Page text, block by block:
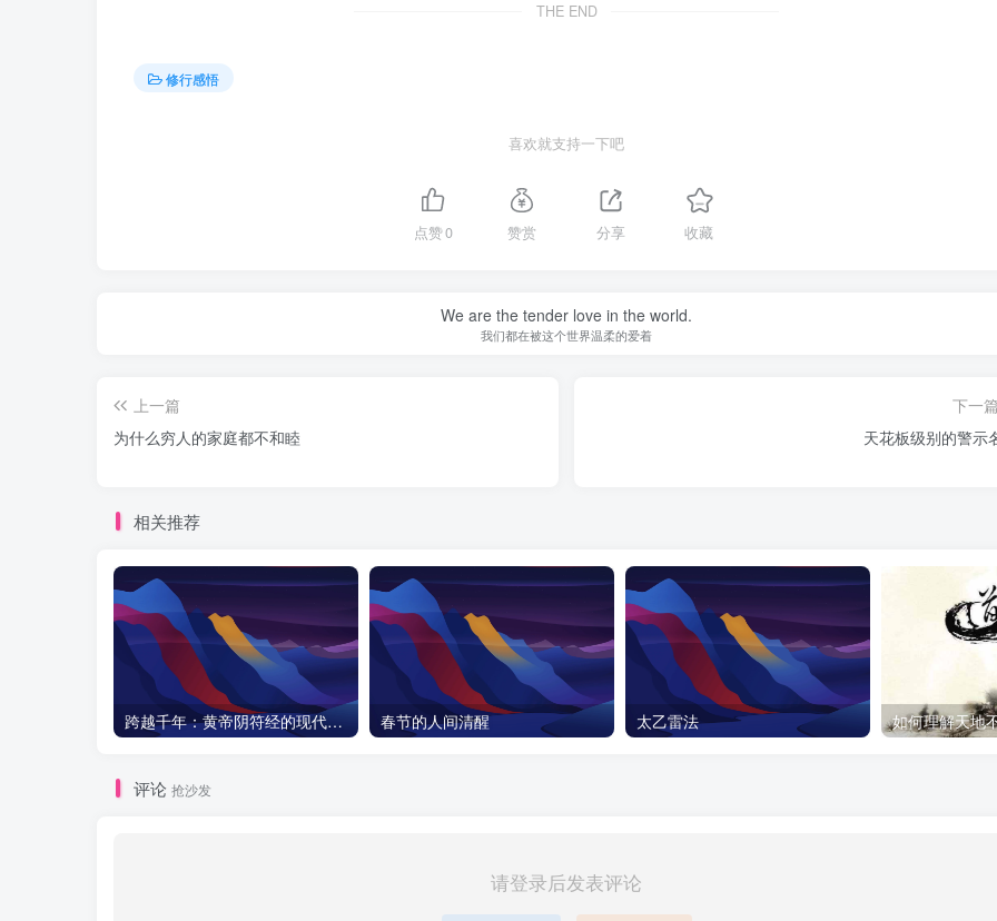
THE END
修行感悟
喜欢就支持一下吧
点赞0 赞赏 分享 收藏
We are the tender love in the world.
我们都在被这个世界温柔的爱着
上一篇
‌为什么穷人的家庭都不和睦
下一
天花板级别的警示
相关推荐
跨越千年：黄帝阴符经的现代启示与天之道探秘 春节的人间清醒 太乙雷法
评论 抢沙发
请登录后发表评论